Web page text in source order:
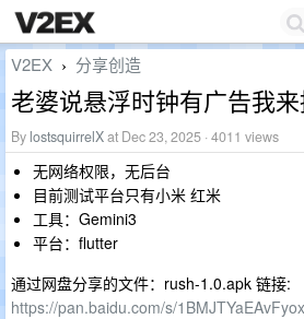
V2EX › 分享创造
老婆说悬浮时钟有广告我
By lostsquirrelXat Dec 23, 2025 · 4011 views
无网络权限，无后台
目前测试平台只有小米 红米
工具：Gemini3
平台：flutter
通过网盘分享的文件：rush-1.0.apk 链接:
https://pan.baidu.com/s/